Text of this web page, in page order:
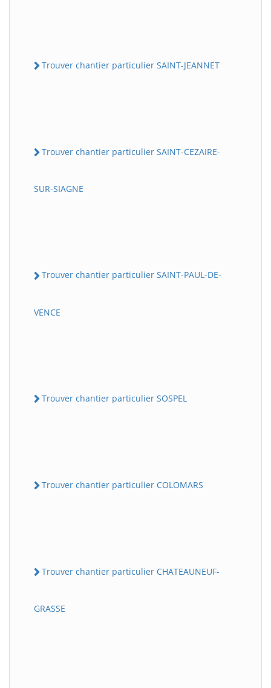
Trouver chantier particulier SAINT-JEANNET
Trouver chantier particulier SAINT-CEZAIRE-
SUR-SIAGNE
Trouver chantier particulier SAINT-PAUL-DE-
VENCE
Trouver chantier particulier SOSPEL
Trouver chantier particulier COLOMARS
Trouver chantier particulier CHATEAUNEUF-
GRASSE